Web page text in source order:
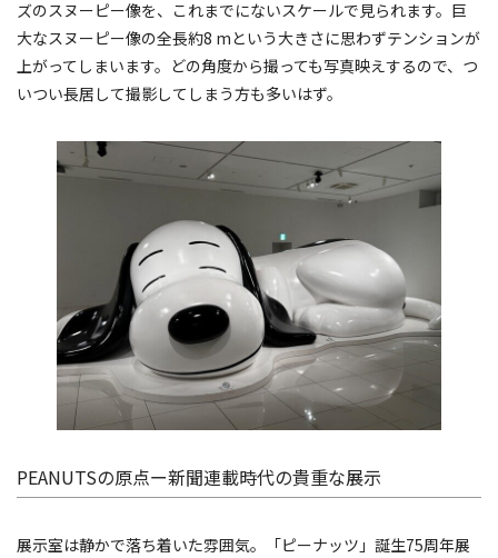
ズのスヌーピー像を、これまでにないスケールで見られます。巨
大なスヌーピー像の全長約8 mという大きさに思わずテンションが
上がってしまいます。どの角度から撮っても写真映えするので、つ
いつい長居して撮影してしまう方も多いはず。
PEANUTSの原点ー新聞連載時代の貴重な展示
展示室は静かで落ち着いた雰囲気。「ピーナッツ」誕生75周年展